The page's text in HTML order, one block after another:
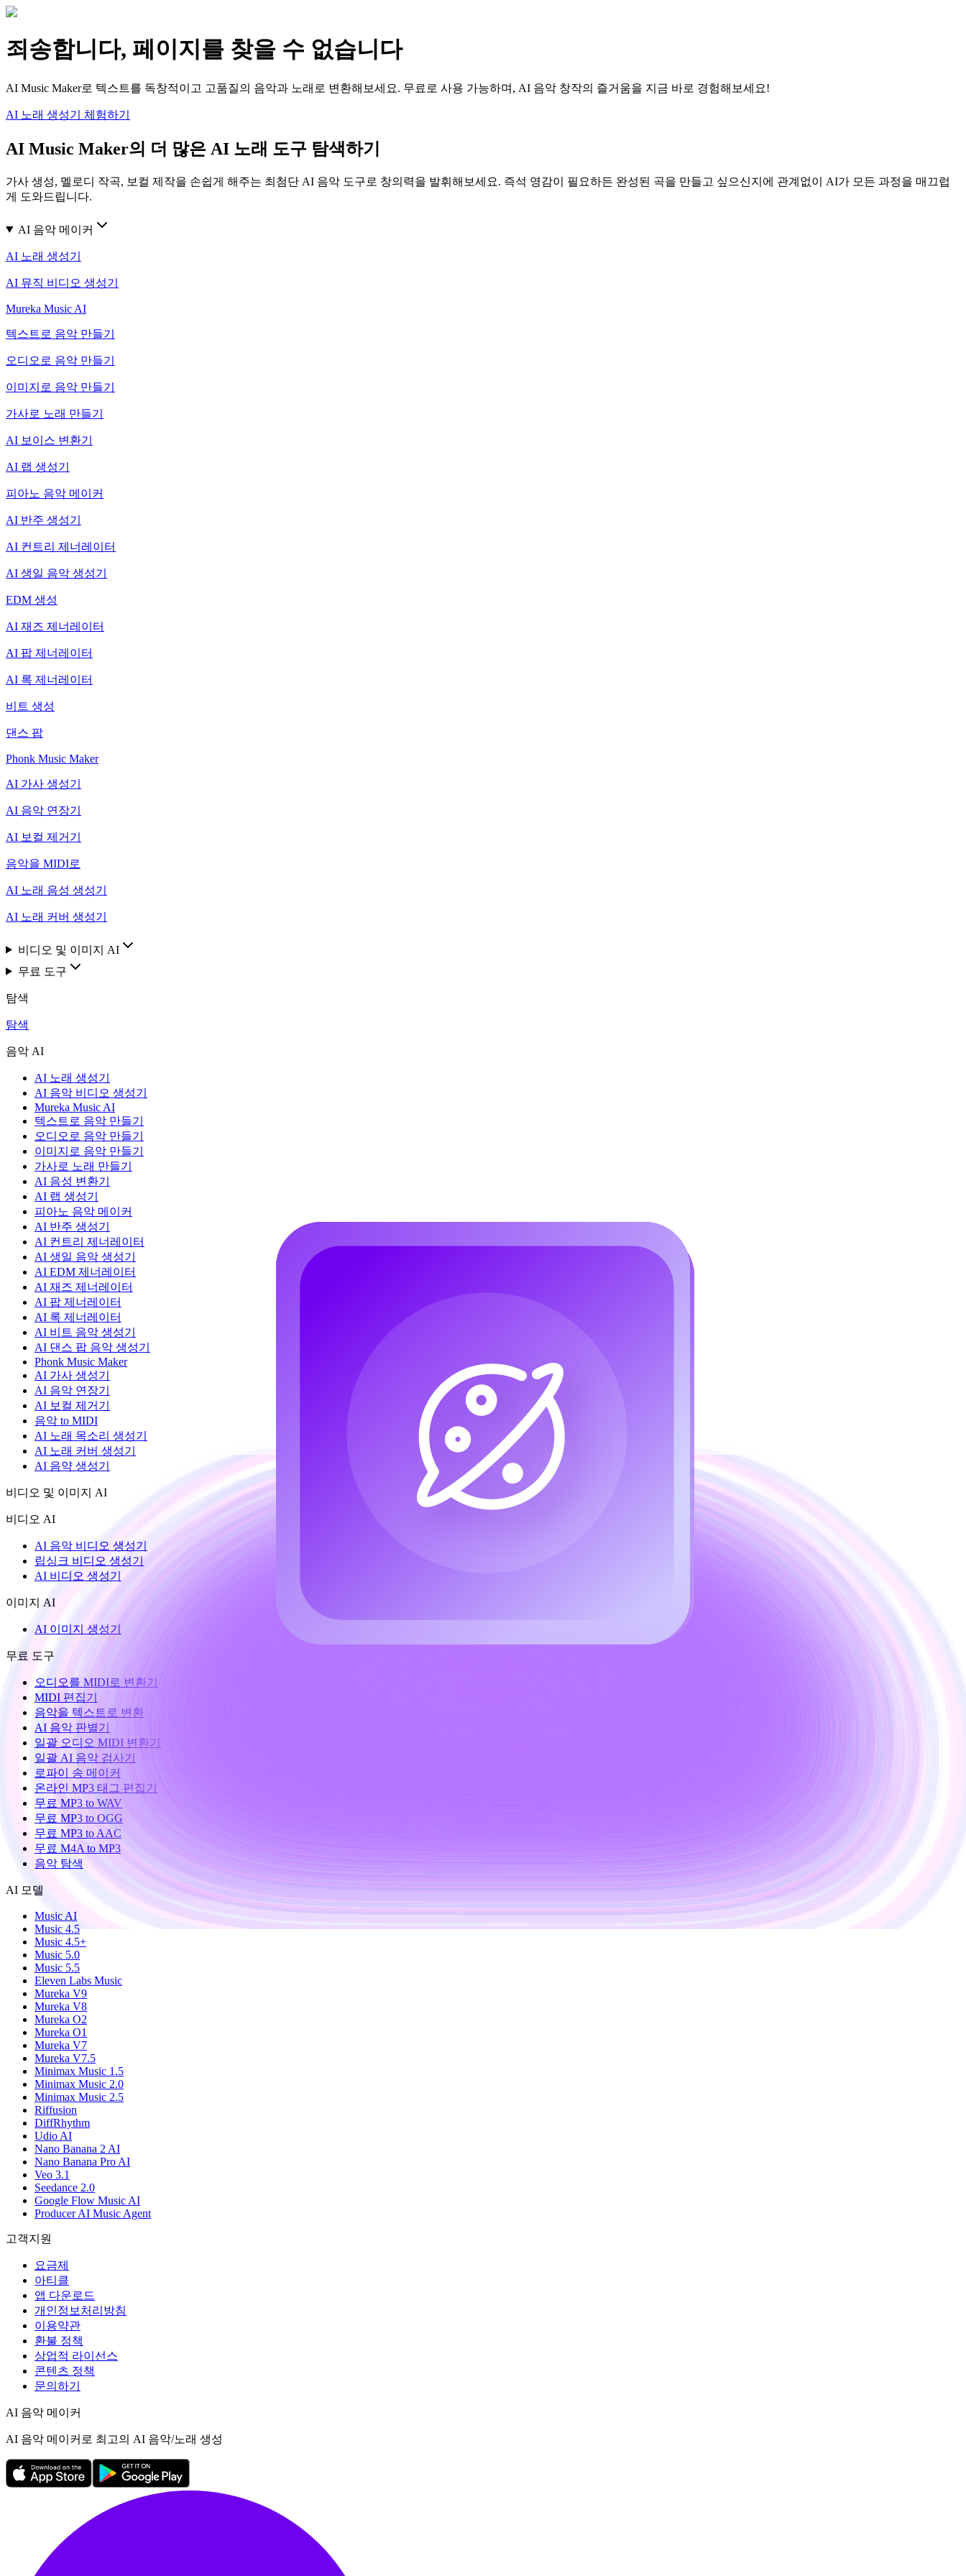
죄송합니다, 페이지를 찾을 수 없습니다
AI Music Maker로 텍스트를 독창적이고 고품질의 음악과 노래로 변환해보세요. 무료로 사용 가능하며, AI 음악 창작의 즐거움을 지금 바로 경험해보세요!
AI 노래 생성기 체험하기
AI Music Maker의 더 많은 AI 노래 도구 탐색하기
가사 생성, 멜로디 작곡, 보컬 제작을 손쉽게 해주는 최첨단 AI 음악 도구로 창의력을 발휘해보세요. 즉석 영감이 필요하든 완성된 곡을 만들고 싶으신지에 관계없이 AI가 모든 과정을 매끄럽
게 도와드립니다.
AI 음악 메이커
AI 노래 생성기
AI 뮤직 비디오 생성기
Mureka Music AI
텍스트로 음악 만들기
오디오로 음악 만들기
이미지로 음악 만들기
가사로 노래 만들기
AI 보이스 변환기
AI 랩 생성기
피아노 음악 메이커
AI 반주 생성기
AI 컨트리 제너레이터
AI 생일 음악 생성기
EDM 생성
AI 재즈 제너레이터
AI 팝 제너레이터
AI 록 제너레이터
비트 생성
댄스 팝
Phonk Music Maker
AI 가사 생성기
AI 음악 연장기
AI 보컬 제거기
음악을 MIDI로
AI 노래 음성 생성기
AI 노래 커버 생성기
비디오 및 이미지 AI
무료 도구
탐색
탐색
음악 AI
AI 노래 생성기
AI 음악 비디오 생성기
Mureka Music AI
텍스트로 음악 만들기
오디오로 음악 만들기
이미지로 음악 만들기
가사로 노래 만들기
AI 음성 변환기
AI 랩 생성기
피아노 음악 메이커
AI 반주 생성기
AI 컨트리 제너레이터
AI 생일 음악 생성기
AI EDM 제너레이터
AI 재즈 제너레이터
AI 팝 제너레이터
AI 록 제너레이터
AI 비트 음악 생성기
AI 댄스 팝 음악 생성기
Phonk Music Maker
AI 가사 생성기
AI 음악 연장기
AI 보컬 제거기
음악 to MIDI
AI 노래 목소리 생성기
AI 노래 커버 생성기
AI 음약 생성기
비디오 및 이미지 AI
비디오 AI
AI 음악 비디오 생성기
립싱크 비디오 생성기
AI 비디오 생성기
이미지 AI
AI 이미지 생성기
무료 도구
오디오를 MIDI로 변환기
MIDI 편집기
음악을 텍스트로 변환
AI 음악 판별기
일괄 오디오 MIDI 변환기
일괄 AI 음악 검사기
로파이 송 메이커
온라인 MP3 태그 편집기
무료 MP3 to WAV
무료 MP3 to OGG
무료 MP3 to AAC
무료 M4A to MP3
음악 탐색
AI 모델
Music AI
Music 4.5
Music 4.5+
Music 5.0
Music 5.5
Eleven Labs Music
Mureka V9
Mureka V8
Mureka O2
Mureka O1
Mureka V7
Mureka V7.5
Minimax Music 1.5
Minimax Music 2.0
Minimax Music 2.5
Riffusion
DiffRhythm
Udio AI
Nano Banana 2 AI
Nano Banana Pro AI
Veo 3.1
Seedance 2.0
Google Flow Music AI
Producer AI Music Agent
고객지원
요금제
아티클
앱 다운로드
개인정보처리방침
이용약관
환불 정책
상업적 라이선스
콘텐츠 정책
문의하기
AI 음악 메이커
AI 음악 메이커로 최고의 AI 음악/노래 생성